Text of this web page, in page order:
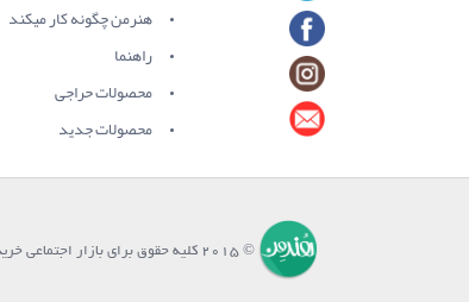
هنرمن چگونه کار میکند
راهنما
محصولات حراجی
محصولات جدید
© 2015 کلیه حقوق برای بازار اجتماعی خرید و فروش هنرِ من محفوظ می باشد.